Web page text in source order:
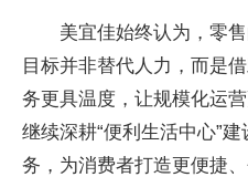
美宜佳始终认为，零
目标并非替代人力，而是
务更具温度，让规模化运
继续深耕“便利生活中心”
务，为消费者打造更便捷